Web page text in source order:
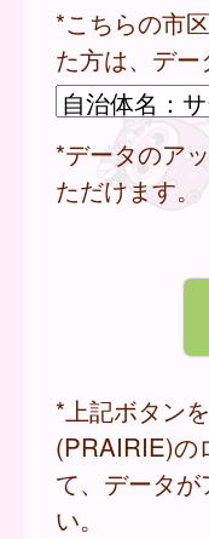
*こちらの市
た方は、デー
*データのア
ただけます。
*上記ボタン
(PRAIRIE)の
て、データ
い。